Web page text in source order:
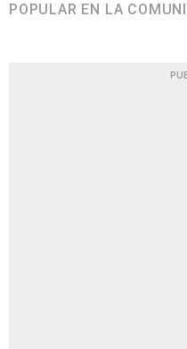
POPULAR EN LA